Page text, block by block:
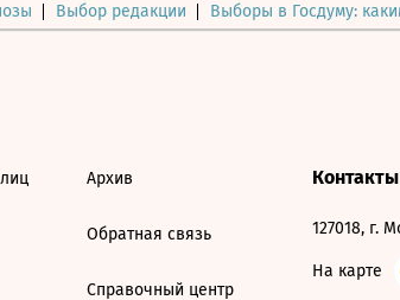
Выбор редакции Выборы в Госдуму:
Архив
Обратная связь
Справочный центр
Контакты
127018, г.
На карте